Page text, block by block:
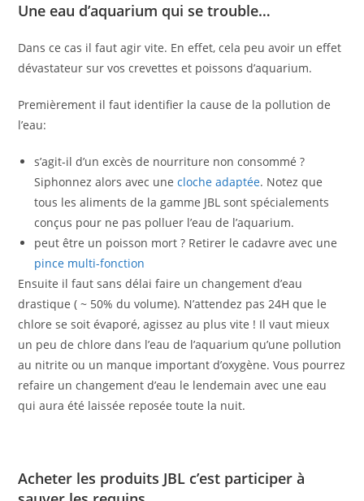
Une eau d’aquarium qui se trouble…
Dans ce cas il faut agir vite. En effet, cela peu avoir un effet
dévastateur sur vos crevettes et poissons d’aquarium.
Premièrement il faut identifier la cause de la pollution de
l’eau:
s’agit-il d’un excès de nourriture non consommé ?
Siphonnez alors avec unecloche adaptée. Notez que
tous les aliments de la gamme JBL sont spécialements
conçus pour ne pas polluer l’eau de l’aquarium.
peut être un poisson mort ? Retirer le cadavre avec une
pince multi-fonction
Ensuite il faut sans délai faire un changement d’eau
drastique ( ~ 50% du volume). N’attendez pas 24H que le
chlore se soit évaporé, agissez au plus vite ! Il vaut mieux
un peu de chlore dans l’eau de l’aquarium qu’une pollution
au nitrite ou un manque important d’oxygène. Vous pourrez
refaire un changement d’eau le lendemain avec une eau
qui aura été laissée reposée toute la nuit.
Acheter les produits JBL c’est participer à